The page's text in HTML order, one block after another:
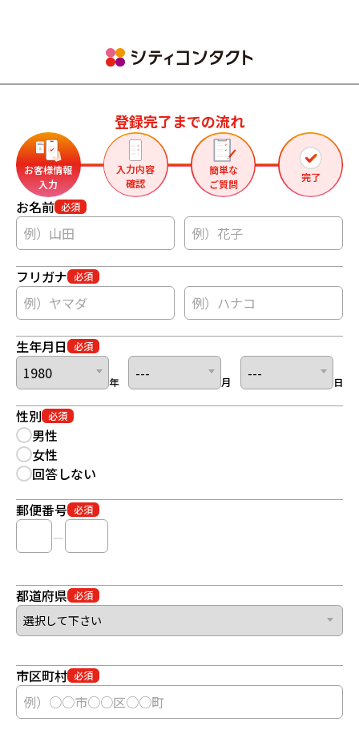
登録完了までの流れ
お客様情報
入力
入力内容
確認
簡単な
ご質問
完了
お名前 必須
フリガナ 必須
生年月日 必須
年 月 日
性別 必須
男性
女性
回答しない
郵便番号 必須
ー
都道府県 必須
市区町村 必須